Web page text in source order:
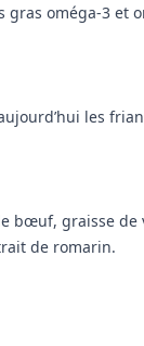
gras oméga-3
les
graisse
de romarin.